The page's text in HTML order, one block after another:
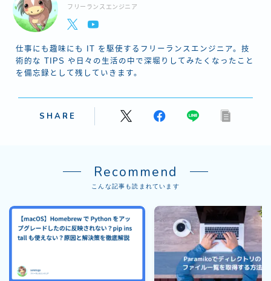
Follow Me
フリーランスエンジニア
仕事にも趣味にも IT を駆使するフリーランスエンジニア。技
術的な TIPS や日々の生活の中で深堀りしてみたくなったこと
を備忘録として残していきます。
SHARE
Recommend
こんな記事も読まれています